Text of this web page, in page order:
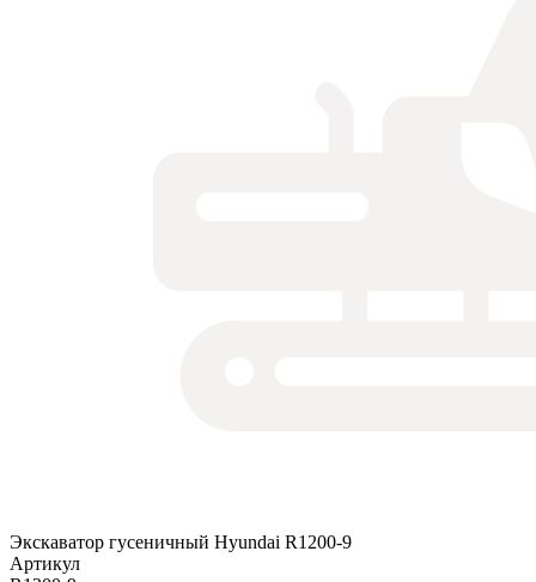
Экскаватор гусеничный Hyundai R1200-9
Артикул